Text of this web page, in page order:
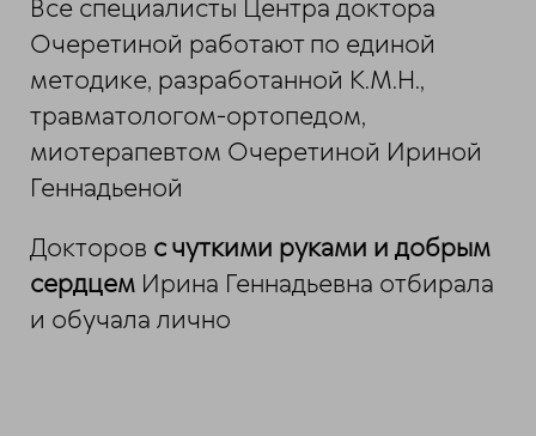
Все специалисты Центра доктора
Очеретиной работают по единой
методике, разработанной К.М.Н.,
травматологом-ортопедом,
миотерапевтом Очеретиной Ириной
Геннадьеной
Докторов с чуткими руками и добрым
сердцем Ирина Геннадьевна отбирала
и обучала лично